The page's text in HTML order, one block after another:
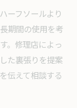
ーフソールより
期間の使用を考
。修理店によっ
た裏張りを提案
伝えて相談する